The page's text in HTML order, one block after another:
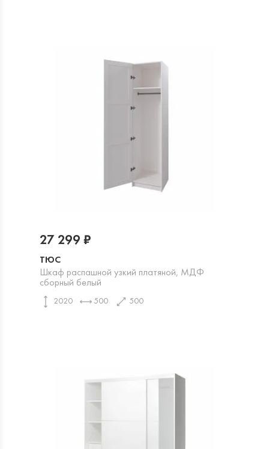
ТЮС
Шкаф распашной узкий платяной, МДФ
сборный белый
2020 500 500
27 299 ₽